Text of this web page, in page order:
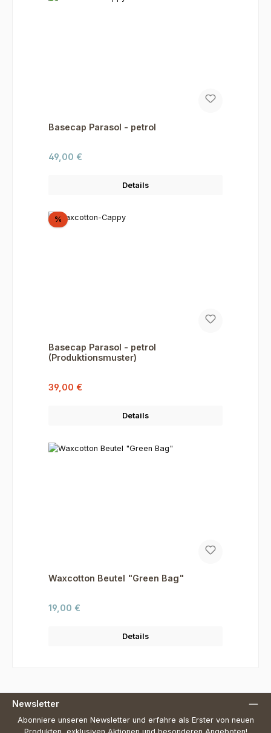
Basecap Parasol - petrol
Regulärer Preis:
49,00 €
Details
%Rabatt
Basecap Parasol - petrol
(Produktionsmuster)
Verkaufspreis:
39,00 €
Details
Waxcotton Beutel "Green Bag"
Regulärer Preis:
19,00 €
Details
Newsletter
Abonniere unseren Newsletter und erfahre als Erster von neuen